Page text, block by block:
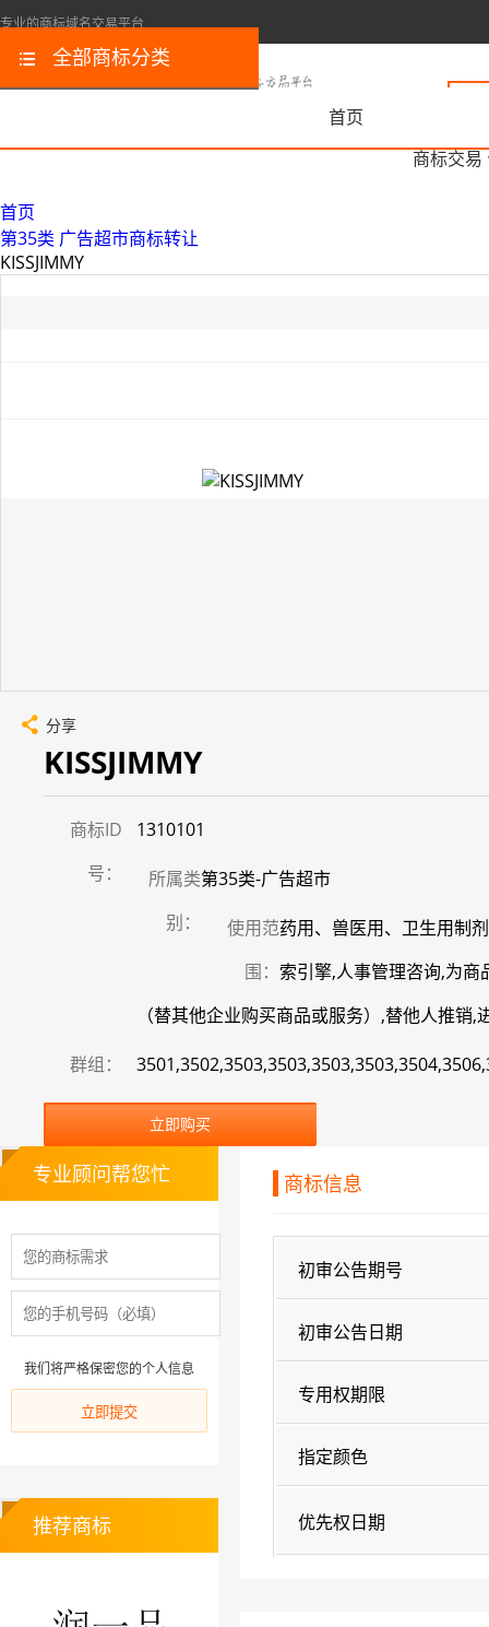
专业的商标域名交易平台
首页
商标交易
全部商标分类
首页
第35类 广告超市商标转让
KISSJIMMY
分享
KISSJIMMY
商标ID
号：
1310101
所属类
别：
第35类-广告超市
使用范
围：
药用、兽医用、卫生用制
索引擎,人事管理咨询,为
（替其他企业购买商品或服务）,替他人推销,
群组：
立即购买
商标信息
初审公告期号
初审公告日期
专用权期限
指定颜色
优先权日期
专业顾问帮您忙
我们将严格保密您的个人信息
推荐商标